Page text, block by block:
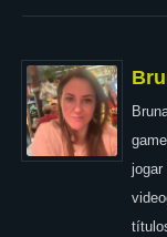
jogar